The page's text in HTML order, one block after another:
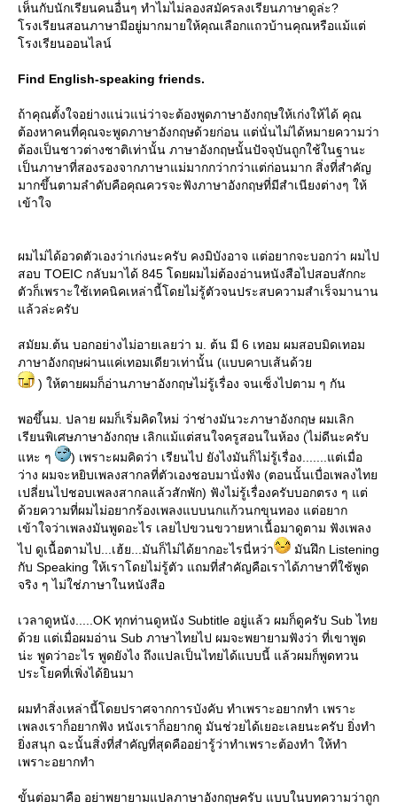
เห็นกับนักเรียนคนอื่นๆ ทำไมไม่ลองสมัครลงเรียนภาษาดูล่ะ?
รงเรียนสอนภาษามีอยู่มากมายให้คุณเลือกแถวบ้านคุณหรือแม้แต่
รงเรียนออนไลน์
Find English-speaking friends.
ถ้าคุณตั้งใจอย่างแน่วแน่ว่าจะต้องพูดภาษาอังกฤษให้เก่งให้ได้ คุณ
ต้องหาคนที่คุณจะพูดภาษาอังกฤษด้วยก่อน แต่นั่นไม่ได้หมายความว่า
ต้องเป็นชาวต่างชาติเท่านั้น ภาษาอังกฤษนั้นปัจจุบันถูกใช้ในฐานะ
เป็นภาษาที่สองรองจากภาษาแม่มากกว่ากว่าแต่ก่อนมาก สิ่งที่สำคัญ
มากขึ้นตามลำดับคือคุณควรจะฟังภาษาอังกฤษที่มีสำเนียงต่างๆ ให้
เข้าใจ
ผมไม่ได้อวดตัวเองว่าเก่งนะครับ คงมิบังอาจ แต่อยากจะบอกว่า ผมไป
สอบ TOEIC กลับมาได้ 845 โดยผมไม่ต้องอ่านหนังสือไปสอบสักกะ
ตัวก็เพราะใช้เทคนิคเหล่านี้โดยไม่รู้ตัวจนประสบความสำเร็จมานาน
ล้วล่ะครับ
สมัยม.ต้น บอกอย่างไม่อายเลยว่า ม. ต้น มี 6 เทอม ผมสอบมิดเทอม
ภาษาอังกฤษผ่านแค่เทอมเดียวเท่านั้น (แบบคาบเส้นด้ว
) ให้ตายผมก็อ่านภาษาอังกฤษไม่รู้เรื่อง จนเซ็งไปตาม ๆ กัน
พอขึ้นม. ปลาย ผมก็เริ่มคิดใหม่ ว่าช่างมันวะภาษาอังกฤษ ผมเลิก
เรียนพิเศษภาษาอังกฤษ เลิกแม้แต่สนใจครูสอนในห้อง (ไม่ดีนะครับ
หะ ๆ
) เพราะผมคิดว่า เรียนไป ยังไงมันก็ไม่รู้เรื่อง.......แต่เมื่อ
ว่าง ผมจะหยิบเพลงสากลที่ตัวเองชอบมานั่งฟัง (ตอนนั้นเบื่อเพลงไท
เปลี่ยนไปชอบเพลงสากลแล้วสักพัก) ฟังไม่รู้เรื่องครับบอกตรง ๆ แต่
ด้วยความที่ผมไม่อยากร้องเพลงแบบนกแก้วนกขุนทอง แต่อยาก
เข้าใจว่าเพลงมันพูดอะไร เลยไปขวนขวายหาเนื้อมาดูตาม ฟังเพลง
ไป ดูเนื้อตามไป...เฮ้ย...มันก็ไม่ได้ยากอะไรนี่หว่า
มันฝึก Listening
กับ Speaking ให้เราโดยไม่รู้ตัว แถมที่สำคัญคือเราได้ภาษาที่ใช้พูด
จริง ๆ ไม่ใช่ภาษาในหนังสือ
เวลาดูหนัง.....OK ทุกท่านดูหนัง Subtitle อยู่แล้ว ผมก็ดูครับ Sub ไท
ด้วย แต่เมื่อผมอ่าน Sub ภาษาไทยไป ผมจะพยายามฟังว่า ที่เขาพูด
น่ะ พูดว่าอะไร พูดยังไง ถึงแปลเป็นไทยได้แบบนี้ แล้วผมก็พูดทวน
ประโยคที่เพิ่งได้ยินมา
ผมทำสิ่งเหล่านี้โดยปราศจากการบังคับ ทำเพราะอยากทำ เพราะ
เพลงเราก็อยากฟัง หนังเราก็อยากดู มันช่วยได้เยอะเลยนะครับ ยิ่งทำ
ิ่งสนุก ฉะนั้นสิ่งที่สำคัญที่สุดคืออย่ารู้ว่าทำเพราะต้องทำ ให้ทำ
เพราะอยากทำ
ขั้นต่อมาคือ อย่าพยายามแปลภาษาอังกฤษครับ แบบในบทความว่าถูก